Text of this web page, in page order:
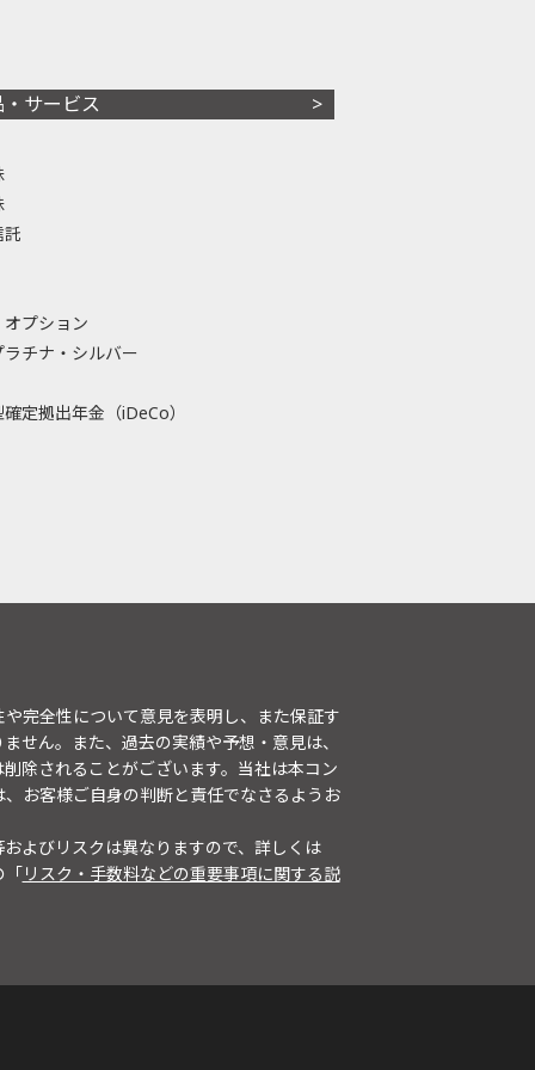
・サービス
託
プション
ラチナ・シルバー
定拠出年金（iDeCo）
完全性について意見を表明し、また保証す
せん。また、過去の実績や予想・意見は、
除されることがございます。当社は本コン
お客様ご自身の判断と責任でなさるようお
よびリスクは異なりますので、詳しくは
「リスク・手数料などの重要事項に関する説